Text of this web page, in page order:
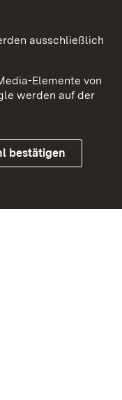
ausschließlich
Elemente von
werden auf der
bestätigen